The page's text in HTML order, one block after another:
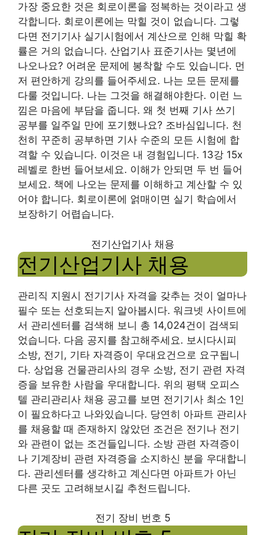
가장 중요한 것은 회로이론을 정복하는 것이라고 생
각합니다. 회로이론에는 막힐 것이 없습니다. 그렇
다면 전기기사 실기시험에서 계산으로 인해 막힐 확
률은 거의 없습니다. 산업기사 표준기사는 몇년에
나오나요? 어려운 문제에 봉착할 수도 있습니다. 먼
저 편안하게 강의를 들어주세요. 나는 모든 문제를
다룰 것입니다. 나는 그것을 해결해야한다. 이런 느
낌은 마음에 부담을 줍니다. 왜 첫 번째 기사 쓰기
공부를 일주일 만에 포기했나요? 조바심입니다. 천
천히 꾸준히 공부하면 기사 수준의 모든 시험에 합
격할 수 있습니다. 이것은 내 경험입니다. 13강 15x
레벨로 한번 들어보세요. 이해가 안되면 두 번 들어
보세요. 책에 나오는 문제를 이해하고 계산할 수 있
어야 합니다. 회로이론에 얽매이면 실기 학습에서
보장하기 어렵습니다.
전기산업기사 채용
전기산업기사 채용
관리직 지원시 전기기사 자격을 갖추는 것이 얼마나
필수 또는 선호되는지 알아봅시다. 워크넷 사이트에
서 관리센터를 검색해 보니 총 14,024건이 검색되
었습니다. 다음 공지를 참고해주세요. 보시다시피
소방, 전기, 기타 자격증이 우대요건으로 요구됩니
다. 상업용 건물관리사의 경우 소방, 전기 관련 자격
증을 보유한 사람을 우대합니다. 위의 평택 오피스
텔 관리관리사 채용 공고를 보면 전기기사 최소 1인
이 필요하다고 나와있습니다. 당연히 아파트 관리사
를 채용할 때 존재하지 않았던 조건은 전기나 전기
와 관련이 없는 조건들입니다. 소방 관련 자격증이
나 기계장비 관련 자격증을 소지하신 분을 우대합니
다. 관리센터를 생각하고 계신다면 아파트가 아닌
다른 곳도 고려해보시길 추천드립니다.
전기 장비 번호 5